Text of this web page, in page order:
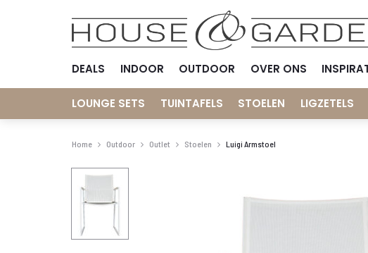
DEALS INDOOR OUTDOOR OVER ONS
LOUNGE SETS TUINTAFELS STOELEN LIGZETELS
Home Outdoor Outlet Stoelen Luigi Armstoel